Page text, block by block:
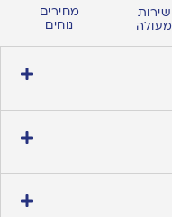
שירות
מעולה
מחירים
נוחים